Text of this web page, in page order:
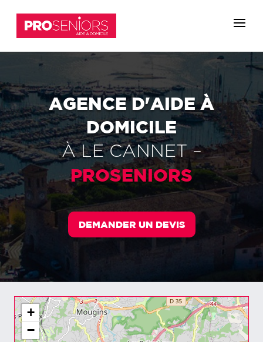
AGENCE D'AIDE À
DOMICILE
ÀLE CANNET–
PROSENIORS
DEMANDER UN DEVIS
+
−